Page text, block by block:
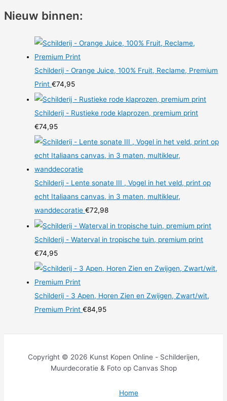
u
Nieuw binnen:
Schilderij - Orange Juice, 100% Fruit, Reclame, Premium
Print €74,95
Schilderij - Rustieke rode klaprozen, premium print
€74,95
Schilderij - Lente sonate III , Vogel in het veld, print op
echt Italiaans canvas, in 3 maten, multikleur,
wanddecoratie €72,98
Schilderij - Waterval in tropische tuin, premium print
€74,95
Schilderij - 3 Apen, Horen Zien en Zwijgen, Zwart/wit,
Premium Print €84,95
Copyright © 2026 Kunst Kopen Online - Schilderijen,
Muurdecoratie & Foto op Canvas Shop
Home